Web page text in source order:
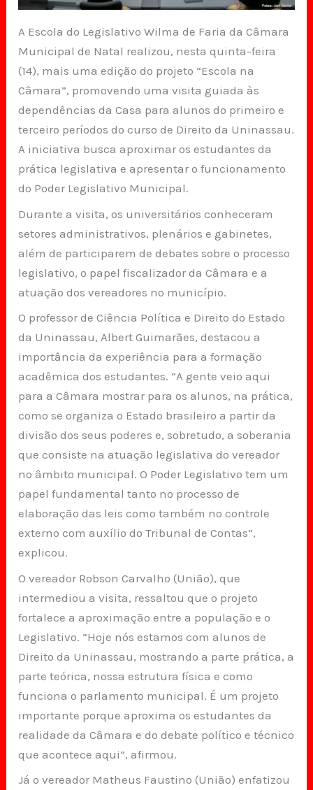
A Escola do Legislativo Wilma de Faria da Câmara
Municipal de Natal realizou, nesta quinta-feira
(14), mais uma edição do projeto “Escola na
Câmara”, promovendo uma visita guiada às
dependências da Casa para alunos do primeiro e
terceiro períodos do curso de Direito da Uninassau.
A iniciativa busca aproximar os estudantes da
prática legislativa e apresentar o funcionamento
do Poder Legislativo Municipal.
Durante a visita, os universitários conheceram
setores administrativos, plenários e gabinetes,
além de participarem de debates sobre o processo
legislativo, o papel fiscalizador da Câmara e a
atuação dos vereadores no município.
O professor de Ciência Política e Direito do Estado
da Uninassau, Albert Guimarães, destacou a
importância da experiência para a formação
acadêmica dos estudantes. “A gente veio aqui
para a Câmara mostrar para os alunos, na prática,
como se organiza o Estado brasileiro a partir da
divisão dos seus poderes e, sobretudo, a soberania
que consiste na atuação legislativa do vereador
no âmbito municipal. O Poder Legislativo tem um
papel fundamental tanto no processo de
elaboração das leis como também no controle
externo com auxílio do Tribunal de Contas”,
explicou.
O vereador Robson Carvalho (União), que
intermediou a visita, ressaltou que o projeto
fortalece a aproximação entre a população e o
Legislativo. “Hoje nós estamos com alunos de
Direito da Uninassau, mostrando a parte prática, a
parte teórica, nossa estrutura física e como
funciona o parlamento municipal. É um projeto
importante porque aproxima os estudantes da
realidade da Câmara e do debate político e técnico
que acontece aqui”, afirmou.
Já o vereador Matheus Faustino (União) enfatizou